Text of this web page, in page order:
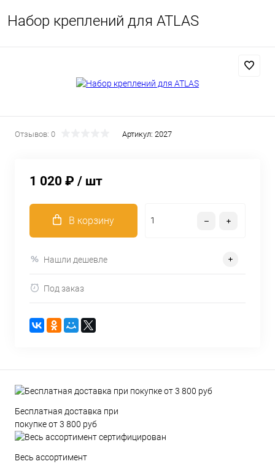
Набор креплений для ATLAS
Отзывов: 0 Артикул: 2027
1 020 ₽ / шт
В корзину
Нашли дешевле
Под заказ
Бесплатная доставка при
покупке от 3 800 руб
Весь ассортимент